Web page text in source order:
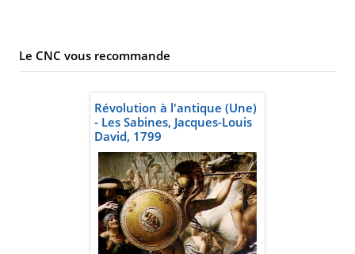
Le CNC vous recommande
Révolution à l'antique (Une)
- Les Sabines, Jacques-Louis
David, 1799